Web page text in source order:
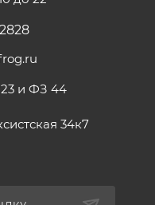
и ФЗ 44
34к7